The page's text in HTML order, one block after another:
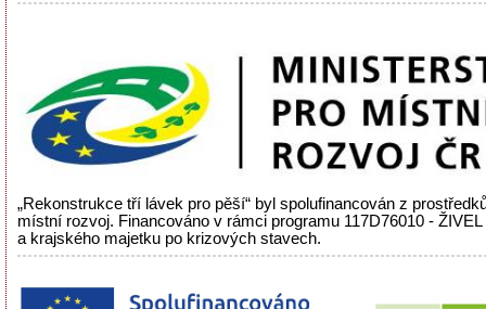
„Rekonstrukce tří lávek pro pěší“ byl spolufinancován z
místní rozvoj. Financováno v rámci programu 117D76010 -
a krajského majetku po krizových stavech.